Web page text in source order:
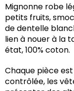
Mignonne robe
petits fruits,
de dentelle
lien à nouer à la
état, 100% coton.
Chaque pièce
contrôlée, les